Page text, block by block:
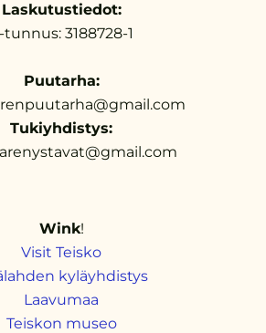
Laskutustiedot:
tunnus: 3188728-1
Puutarha:
Tukiyhdistys:
Wink!
Visit Teisko
kyläyhdistys
Laavumaa
Teiskon museo